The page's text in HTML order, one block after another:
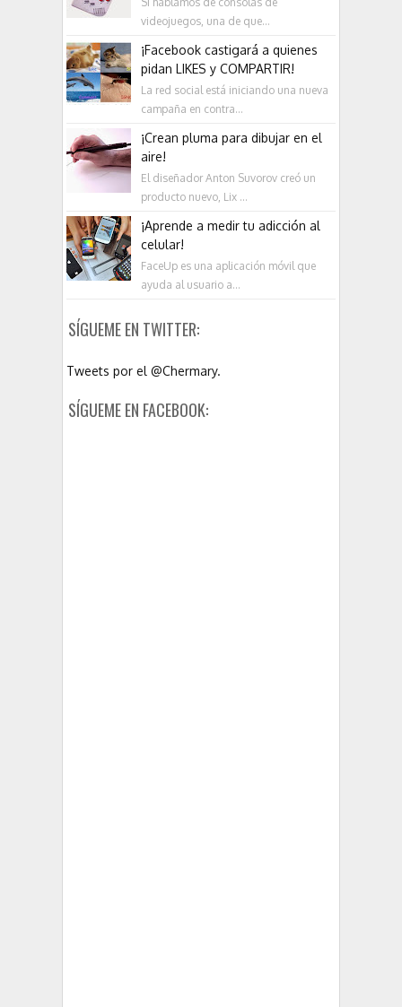
videojuegos, una de que...
¡Facebook castigará a quienes
pidan LIKES y COMPARTIR!
La red social está iniciando una nueva
campaña en contra...
¡Crean pluma para dibujar en el
aire!
El diseñador Anton Suvorov creó un
producto nuevo, Lix ...
¡Aprende a medir tu adicción al
celular!
FaceUp es una aplicación móvil que
ayuda al usuario a...
SÍGUEME EN TWITTER:
Tweets por el @Chermary.
SÍGUEME EN FACEBOOK: